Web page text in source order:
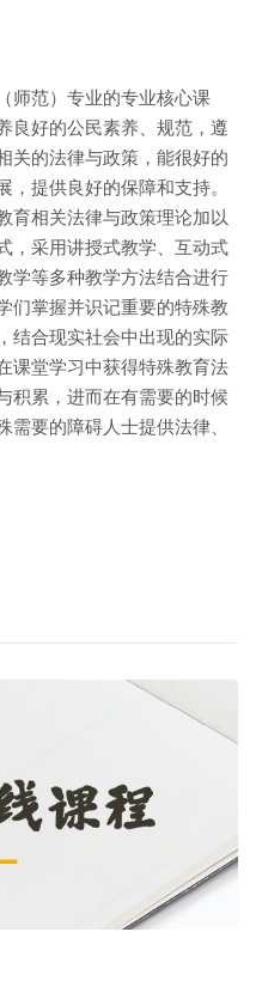
师范）专业的专业核心课
良好的公民素养、规范，遵
关的法律与政策，能很好的
提供良好的保障和支持。
育相关法律与政策理论加以
，采用讲授式教学、互动式
学等多种教学方法结合进行
们掌握并识记重要的特殊教
结合现实社会中出现的实际
课堂学习中获得特殊教育法
积累，进而在有需要的时候
要的障碍人士提供法律、